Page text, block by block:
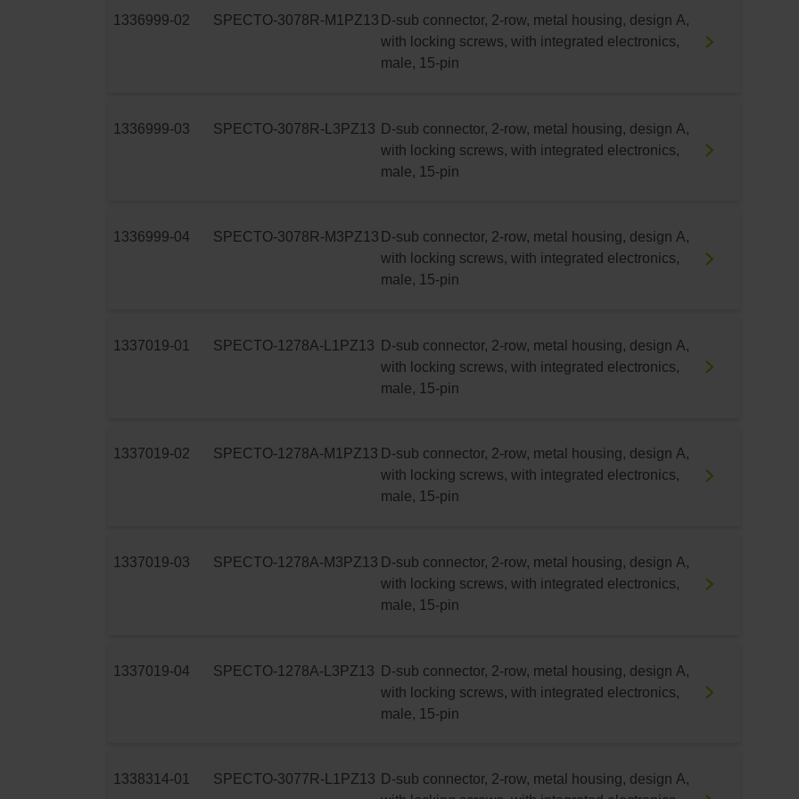
1336999-02 SPECTO-3078R-M1PZ13 D-sub connector, 2-row, metal housing, design A,
with locking screws, with integrated electronics,
male, 15-pin
1336999-03 SPECTO-3078R-L3PZ13 D-sub connector, 2-row, metal housing, design A,
with locking screws, with integrated electronics,
male, 15-pin
1336999-04 SPECTO-3078R-M3PZ13 D-sub connector, 2-row, metal housing, design A,
with locking screws, with integrated electronics,
male, 15-pin
1337019-01 SPECTO-1278A-L1PZ13
D-sub connector, 2-row, metal housing, design A,
with locking screws, with integrated electronics,
male, 15-pin
1337019-02 SPECTO-1278A-M1PZ13 D-sub connector, 2-row, metal housing, design A,
with locking screws, with integrated electronics,
male, 15-pin
1337019-03 SPECTO-1278A-M3PZ13 D-sub connector, 2-row, metal housing, design A,
with locking screws, with integrated electronics,
male, 15-pin
1337019-04 SPECTO-1278A-L3PZ13
D-sub connector, 2-row, metal housing, design A,
with locking screws, with integrated electronics,
male, 15-pin
1338314-01 SPECTO-3077R-L1PZ13 D-sub connector, 2-row, metal housing, design A,